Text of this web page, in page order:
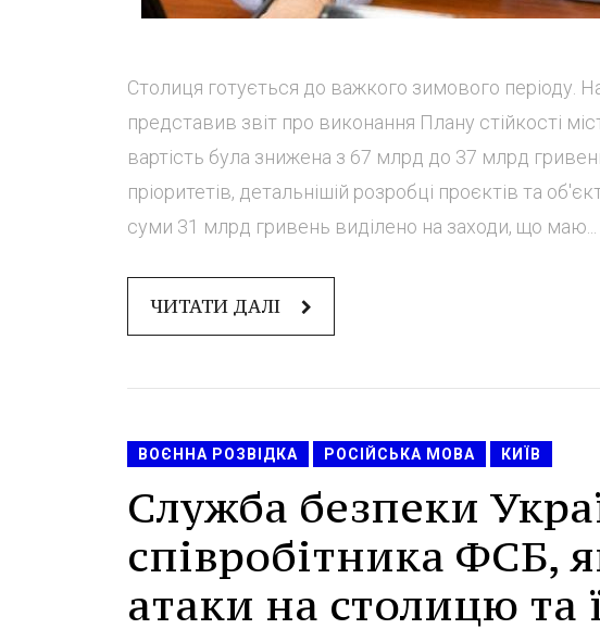
Столиця готується до важкого зимового періоду.
представив звіт про виконання Плану стійкості
вартість була знижена з 67 млрд до 37 млрд
пріоритетів, детальнішій розробці проєктів та
суми 31 млрд гривень виділено на заходи, що маю...
ЧИТАТИ ДАЛІ
ВОЄННА РОЗВІДКА РОСІЙСЬКА МОВА КИЇВ
Служба безпеки
співробітника ФСБ,
атаки на столицю та